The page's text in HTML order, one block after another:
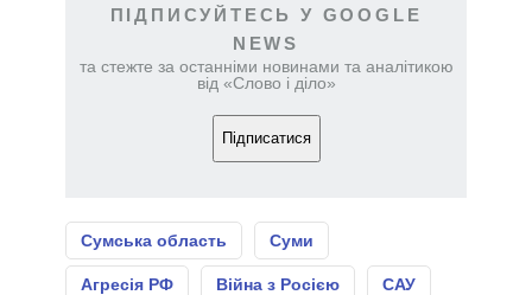
ПІДПИСУЙТЕСЬ У GOOGLE
NEWS
та стежте за останніми новинами та аналітикою
від «Слово і діло»
Підписатися
Сумська область Суми
Агресія РФ Війна з Росією САУ